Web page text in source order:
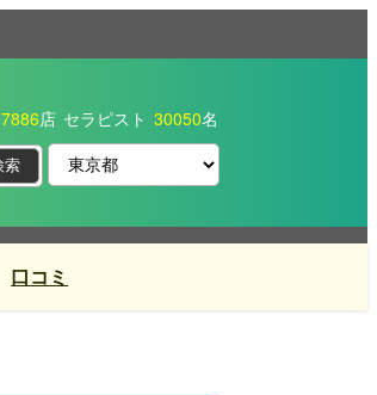
7886店 セラピスト 30050名
口コミ